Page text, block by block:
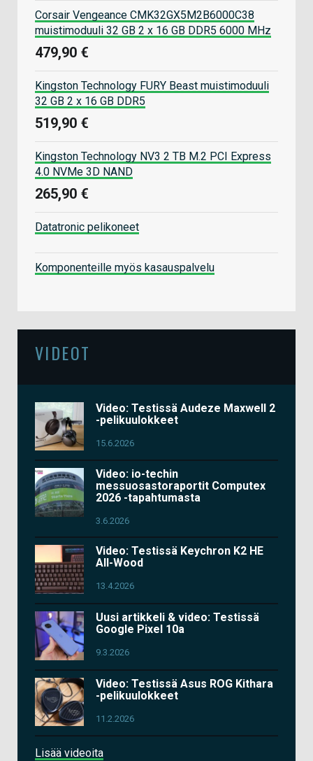
Corsair Vengeance CMK32GX5M2B6000C38
muistimoduuli 32 GB 2 x 16 GB DDR5 6000 MHz
479,90 €
Kingston Technology FURY Beast muistimoduuli
32 GB 2 x 16 GB DDR5
519,90 €
Kingston Technology NV3 2 TB M.2 PCI Express
4.0 NVMe 3D NAND
265,90 €
Datatronic pelikoneet
Komponenteille myös kasauspalvelu
VIDEOT
Video: Testissä Audeze Maxwell 2
-pelikuulokkeet
15.6.2026
Video: io-techin
messuosastoraportit Computex
2026 -tapahtumasta
3.6.2026
Video: Testissä Keychron K2 HE
All-Wood
13.4.2026
Uusi artikkeli & video: Testissä
Google Pixel 10a
9.3.2026
Video: Testissä Asus ROG Kithara
-pelikuulokkeet
11.2.2026
Lisää videoita